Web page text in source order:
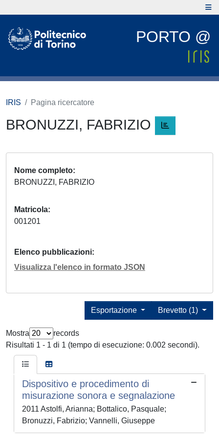
PORTO @
IRIS Pagina ricercatore
BRONUZZI, FABRIZIO
Nome completo
BRONUZZI, FABRIZIO
Matricola
001201
Elenco pubblicazioni
Visualizza l'elenco in formato JSON
Brevetto (1)
Esportazione
Mostra
records
Risultati 1 - 1 di 1 (tempo di esecuzione: 0.002 secondi).
Dispositivo e procedimento di
misurazione sonora e segnalazione
2011 Astolfi, Arianna; Bottalico, Pasquale;
Bronuzzi, Fabrizio; Vannelli, Giuseppe